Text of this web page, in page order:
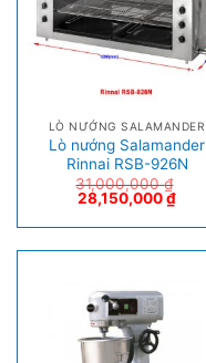
LÒ NƯỚNG SALAMANDER
Lò nướng Salamander
Rinnai RSB-926N
31,000,000₫
28,150,000₫